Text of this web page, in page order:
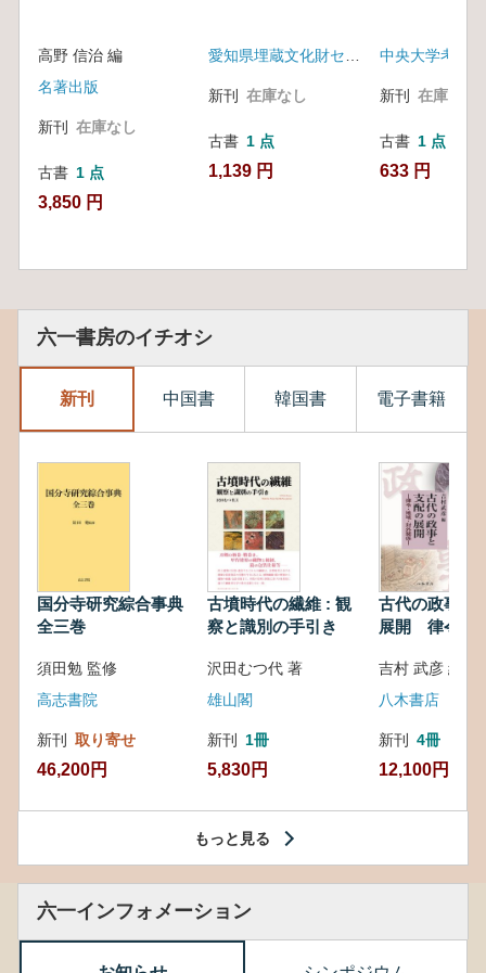
高野 信治 編
名著出版
新刊 在庫なし
古書 1 点
3,850 円
新刊 在庫なし
古書 1 点
1,139 円
中央大学考古
新刊 在庫なし
古書 1 点
633 円
六一書房のイチオシ
新刊 中国書 韓国書 電子書籍
国分寺研究綜合事典
全三巻
須田勉 監修
高志書院
新刊 取り寄せ
46,200円
古墳時代の繊維 : 観
察と識別の手引き
沢田むつ代 著
雄山閣
新刊 1冊
5,830円
古代の政事と
展開 律令・
吉村 武彦 編集
八木書店
新刊 4冊
12,100円
もっと見る
六一インフォメーション